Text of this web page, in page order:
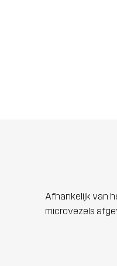
Afhankelijk van
microvezels